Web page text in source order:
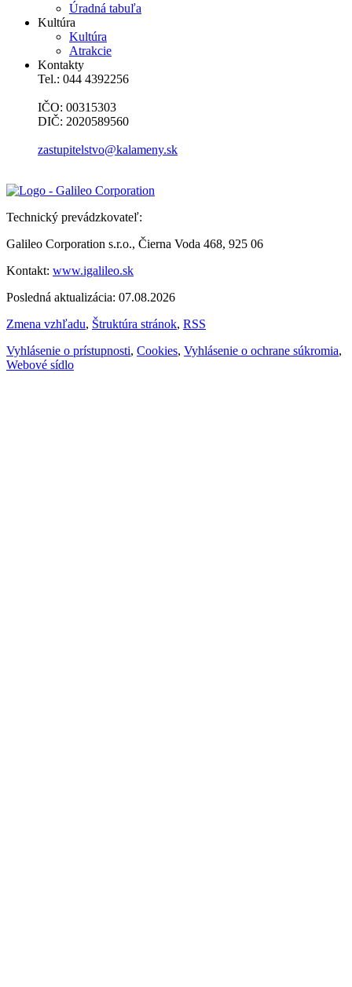
Úradná tabuľa
Kultúra
Kultúra
Atrakcie
Kontakty
Tel.: 044 4392256
IČO: 00315303
DIČ: 2020589560
zastupitelstvo@kalameny.sk
Technický prevádzkovateľ:
Galileo Corporation s.r.o., Čierna Voda 468, 925 06
Kontakt: www.igalileo.sk
Posledná aktualizácia: 07.08.2026
Zmena vzhľadu, Štruktúra stránok, RSS
Vyhlásenie o prístupnosti, Cookies, Vyhlásenie o ochrane súkromia,
Webové sídlo